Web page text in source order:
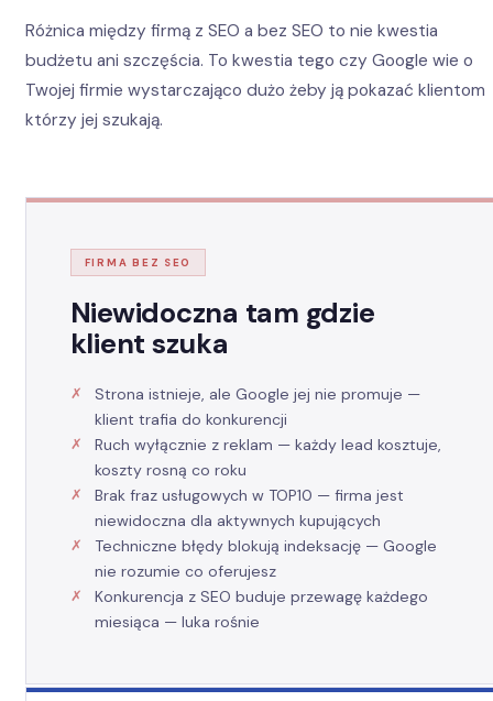
Różnica między firmą z SEO a bez SEO to nie kwestia
budżetu ani szczęścia. To kwestia tego czy Google wie o
Twojej firmie wystarczająco dużo żeby ją pokazać klientom
którzy jej szukają.
FIRMA BEZ SEO
Niewidoczna tam gdzie
klient szuka
Strona istnieje, ale Google jej nie promuje —
klient trafia do konkurencji
Ruch wyłącznie z reklam — każdy lead kosztuje,
koszty rosną co roku
Brak fraz usługowych w TOP10 — firma jest
niewidoczna dla aktywnych kupujących
Techniczne błędy blokują indeksację — Google
nie rozumie co oferujesz
Konkurencja z SEO buduje przewagę każdego
miesiąca — luka rośnie